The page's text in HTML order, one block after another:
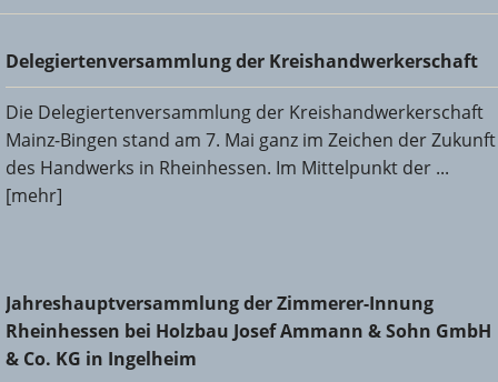
Delegiertenversammlung der Kreishandwerkerschaft
Delegiertenversammlung der Kreishandwerkerschaft
Die Delegiertenversammlung der Kreishandwerkerschaft
Mainz-Bingen stand am 7. Mai ganz im Zeichen der Zukunft
des Handwerks in Rheinhessen. Im Mittelpunkt der ...
[mehr]
Jahreshauptversammlung der Zimmerer-Innung
Rheinhessen bei Holzbau Josef Ammann & Sohn GmbH &
Co. KG in Ingelheim
Jahreshauptversammlung der Zimmerer-Innung
Rheinhessen bei Holzbau Josef Ammann & Sohn GmbH
& Co. KG in Ingelheim